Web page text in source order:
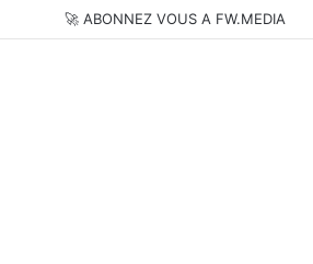
🚀 ABONNEZ VOUS A FW.MEDIA